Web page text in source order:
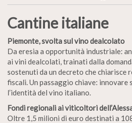
Cantine italiane
Piemonte, svolta sul vino dealcolato
Da eresia a opportunità industriale:
ai vini dealcolati, trainati dalla
sostenuti da un decreto che chiarisce
fiscali. Un passaggio chiave: innovare
l’identità del vino italiano.
Fondi regionali ai viticoltori
Oltre 1,5 milioni di euro destinati a